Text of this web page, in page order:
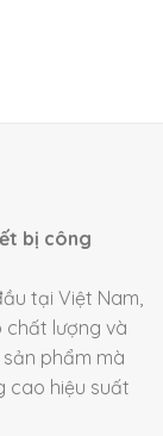
bị công
tại Việt Nam,
chất lượng và
phẩm mà
cao hiệu suất